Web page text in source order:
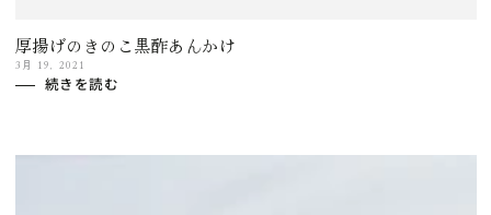
厚揚げのきのこ黒酢あんかけ
3月 19, 2021
続きを読む